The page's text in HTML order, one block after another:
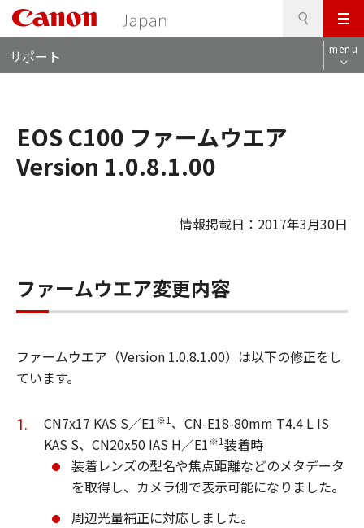
メ
ニ
ュ
サポート menu
EOS C100 ファームウエア
Version 1.0.8.1.00
情報掲載日：2017年3月30日
ファームウエア変更内容
ファームウエア（Version 1.0.8.1.00）は以下の修正をし
ています。
CN7x17 KAS S／E1※1 、CN-E18-80mm T4.4 L IS
KAS S、CN20x50 IAS H／E1※1装着時
装着レンズの型名や焦点距離などのメタデータ
を取得し、カメラ側で表示可能になりました。
周辺光量補正に対応しました。